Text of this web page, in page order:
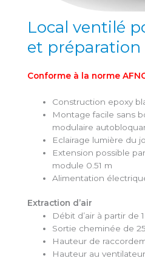
Local ventilé
et préparation
Conforme à la norme
Construction epoxy
Montage facile sans
modulaire
Eclairage lumière du
Extension possible
module 0.51 m
Alimentation
Extraction d’air
Débit d’air à partir de
Sortie cheminée de
Hauteur de
Hauteur au